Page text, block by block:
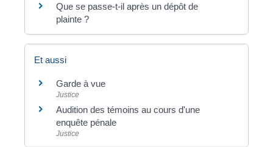
Que se passe-t-il après un dépôt de
plainte ?
Et aussi
Garde à vue
Justice
Audition des témoins au cours d'une
enquête pénale
Justice